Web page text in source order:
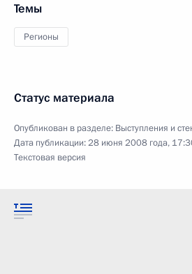
Темы
Регионы
Статус материала
Опубликован в разделе: Выступления и
Дата публикации:28 июня 2008 года,
Текстовая версия